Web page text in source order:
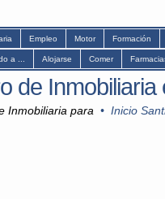
Empleo Motor Formación
a ... Alojarse Comer
de
Inmobiliaria para • Inicio